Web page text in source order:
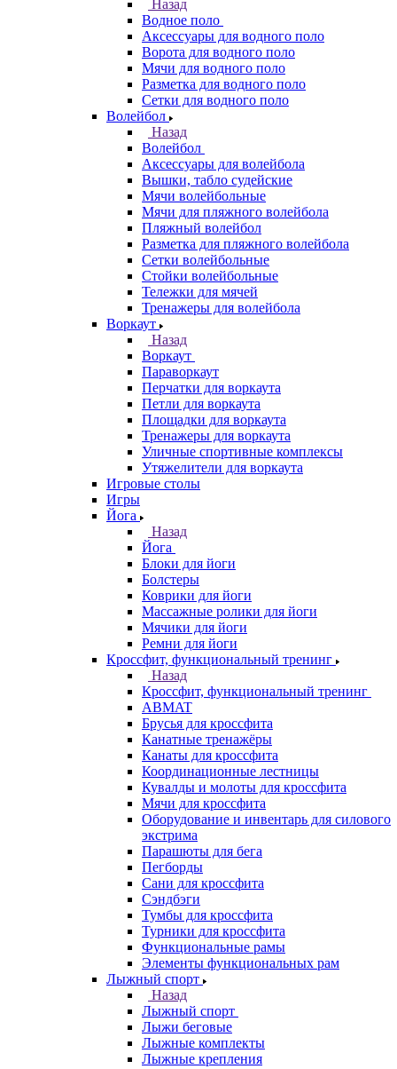
Назад
Водное поло
Аксессуары для водного поло
Ворота для водного поло
Мячи для водного поло
Разметка для водного поло
Сетки для водного поло
Волейбол
Назад
Волейбол
Аксессуары для волейбола
Вышки, табло судейские
Мячи волейбольные
Мячи для пляжного волейбола
Пляжный волейбол
Разметка для пляжного волейбола
Сетки волейбольные
Стойки волейбольные
Тележки для мячей
Тренажеры для волейбола
Воркаут
Назад
Воркаут
Параворкаут
Перчатки для воркаута
Петли для воркаута
Площадки для воркаута
Тренажеры для воркаута
Уличные спортивные комплексы
Утяжелители для воркаута
Игровые столы
Игры
Йога
Назад
Йога
Блоки для йоги
Болстеры
Коврики для йоги
Массажные ролики для йоги
Мячики для йоги
Ремни для йоги
Кроссфит, функциональный тренинг
Назад
Кроссфит, функциональный тренинг
ABMAT
Брусья для кроссфита
Канатные тренажёры
Канаты для кроссфита
Координационные лестницы
Кувалды и молоты для кроссфита
Мячи для кроссфита
Оборудование и инвентарь для силового
экстрима
Парашюты для бега
Пегборды
Сани для кроссфита
Сэндбэги
Тумбы для кроссфита
Турники для кроссфита
Функциональные рамы
Элементы функциональных рам
Лыжный спорт
Назад
Лыжный спорт
Лыжи беговые
Лыжные комплекты
Лыжные крепления